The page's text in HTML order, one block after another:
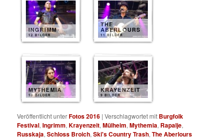
INGRIMM
12 BILDER
THE
ABERLOURS
11 BILDER
MYTHEMIA
10 BILDER
KRAYENZEIT
9 BILDER
Veröffentlicht unterFotos 2016 |Verschlagwortet mit Burgfolk
Festival,Ingrimm,Krayenzeit,Mülheim,Mythemia, Rapalje,
Russkaja,Schloss Broich,Ski's Country Trash,The Aberlours